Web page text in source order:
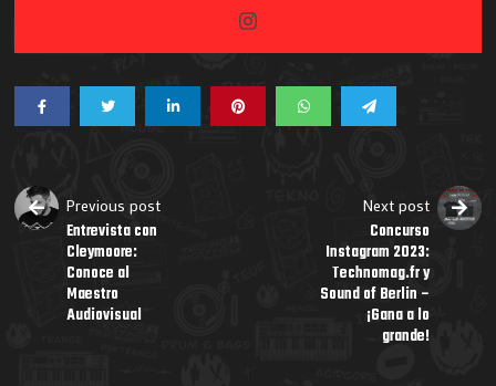
Previous post
Entrevista con
Cleymoore:
Conoce al
Maestro
Audiovisual
Next post
Concurso
Instagram 2023:
Technomag.fr y
Sound of Berlin –
¡Gana a lo
grande!